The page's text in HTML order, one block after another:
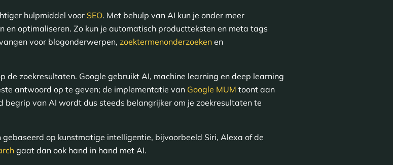
hulpmiddel voor SEO. Met behulp van AI kun je onder meer
en optimaliseren. Zo kun je automatisch productteksten en meta tags
voor blogonderwerpen, zoektermenonderzoekenen
de zoekresultaten. Google gebruikt AI, machine learning en deep learning
antwoord op te geven; de implementatie vanGoogle MUM toont aan
van AI wordt dus steeds belangrijker om je zoekresultaten te
op kunstmatige intelligentie, bijvoorbeeld Siri, Alexa of de
gaat dan ook hand in hand met AI.